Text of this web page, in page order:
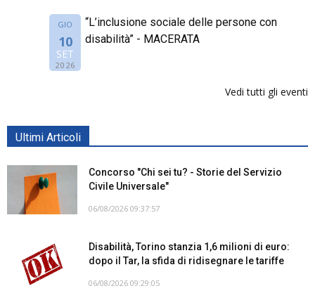
GIO
10
SET
2026
“L’inclusione sociale delle persone con
disabilità” - MACERATA
Vedi tutti gli eventi
Ultimi Articoli
Concorso "Chi sei tu? - Storie del Servizio
Civile Universale"
06/08/2026 09:37:57
Disabilità, Torino stanzia 1,6 milioni di euro:
dopo il Tar, la sfida di ridisegnare le tariffe
06/08/2026 09:29:05